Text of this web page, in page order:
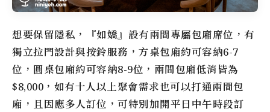
想要保留隱私，『如嬌』設有兩間專屬包廂席位，有
獨立拉門設計與按鈴服務，方桌包廂約可容納6-7
位，圓桌包廂約可容納8-9位，兩間包廂低消皆為
$8,000，如有十人以上聚會需求也可以打通兩間包
廂，且因應多人訂位，可特別加開平日中午時段訂